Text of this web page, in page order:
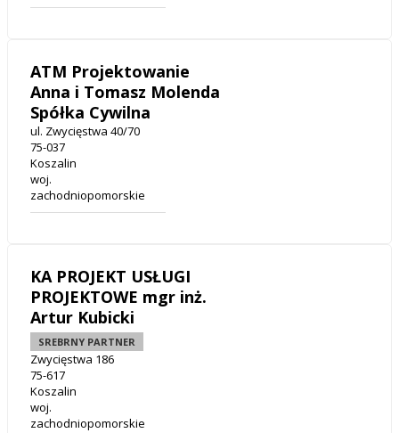
ATM Projektowanie
Anna i Tomasz Molenda
Spółka Cywilna
ul. Zwycięstwa 40/70
75-037
Koszalin
woj.
zachodniopomorskie
KA PROJEKT USŁUGI
PROJEKTOWE mgr inż.
Artur Kubicki
SREBRNY PARTNER
Zwycięstwa 186
75-617
Koszalin
woj.
zachodniopomorskie